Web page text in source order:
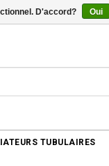
TUBULAIRES
D'accord? Oui